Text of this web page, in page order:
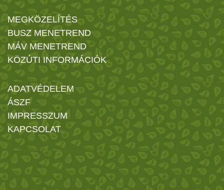
MEGKÖZELÍTÉS
BUSZ MENETREND
MÁV MENETREND
KÖZÚTI INFORMÁCIÓK
ADATVÉDELEM
ÁSZF
IMPRESSZUM
KAPCSOLAT